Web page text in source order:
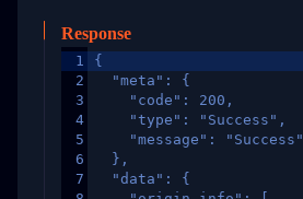
Response
1
2
3
4
5
6
7
{
  "meta": {
    "code": 200,
    "type": "Success",
    "message": "Success"
  },
  "data": {